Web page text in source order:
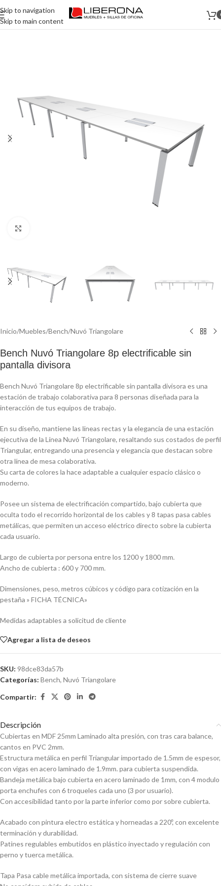
Skip to navigation
Skip to main content
Inicio/Muebles/Bench/Nuvó Triangolare
Bench Nuvó Triangolare 8p electrificable sin
pantalla divisora
Bench Nuvó Triangolare 8p electrificable sin pantalla divisora es una
estación de trabajo colaborativa para 8 personas diseñada para la
interacción de tus equipos de trabajo.
En su diseño, mantiene las líneas rectas y la elegancia de una estación
ejecutiva de la Línea Nuvó Triangolare, resaltando sus costados de perfil
Triangular, entregando una presencia y elegancia que destacan sobre
otra línea de mesa colaborativa.
Su carta de colores la hace adaptable a cualquier espacio clásico o
moderno.
Posee un sistema de electrificación compartido, bajo cubierta que
oculta todo el recorrido horizontal de los cables y 8 tapas pasa cables
metálicas, que permiten un acceso eléctrico directo sobre la cubierta
cada usuario.
Largo de cubierta por persona entre los 1200 y 1800 mm.
Ancho de cubierta : 600 y 700 mm.
Dimensiones, peso, metros cúbicos y código para cotización en la
pestaña » FICHA TÉCNICA»
Medidas adaptables a solicitud de cliente
Agregar a lista de deseos
SKU: 98dce83da57b
Categorías: Bench, Nuvó Triangolare
Compartir:
Descripción
Cubiertas en MDF 25mm Laminado alta presión, con tras cara balance,
cantos en PVC 2mm.
Estructura metálica en perfil Triangular importado de 1.5mm de espesor,
con vigas en acero laminado de 1.9mm. para cubierta suspendida.
Bandeja metálica bajo cubierta en acero laminado de 1mm, con 4 modulo
porta enchufes con 6 troqueles cada uno (3 por usuario).
Con accesibilidad tanto por la parte inferior como por sobre cubierta.
Acabado con pintura electro estática y horneadas a 220º, con excelente
terminación y durabilidad.
Patines regulables embutidos en plástico inyectado y regulación con
perno y tuerca metálica.
Tapa Pasa cable metálica importada, con sistema de cierre suave